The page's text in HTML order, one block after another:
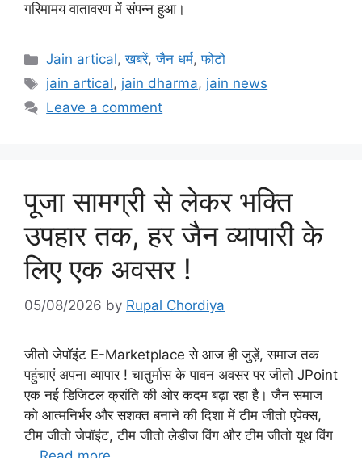
गरिमामय वातावरण में संपन्न हुआ।
Categories
Jain artical,खबरें,जैन धर्म,फोटो
Tags
jain artical, jain dharma, jain news
Leave a comment
पूजा सामग्री से लेकर भक्ति
उपहार तक, हर जैन व्यापारी के
लिए एक अवसर !
05/08/2026 by Rupal Chordiya
जीतो जेपॉइंट E-Marketplace से आज ही जुड़ें, समाज तक
पहुंचाएं अपना व्यापार ! चातुर्मास के पावन अवसर पर जीतो JPoint
एक नई डिजिटल क्रांति की ओर कदम बढ़ा रहा है। जैन समाज
को आत्मनिर्भर और सशक्त बनाने की दिशा में टीम जीतो एपेक्स,
टीम जीतो जेपॉइंट, टीम जीतो लेडीज विंग और टीम जीतो यूथ विंग